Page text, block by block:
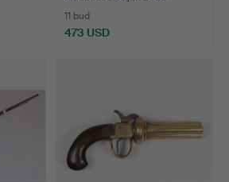
11 bud
473 USD